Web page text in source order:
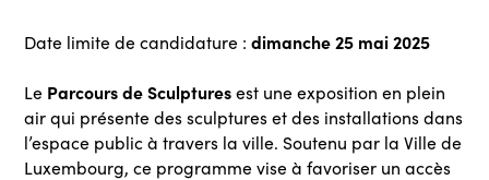
Date limite de candidature :dimanche 25 mai 2025
Le Parcours de Sculpturesest une exposition en plein
air qui présente des sculptures et des installations dans
l’espace public à travers la ville. Soutenu par la Ville de
Luxembourg, ce programme vise à favoriser un accès